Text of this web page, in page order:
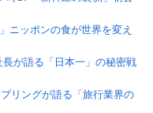
ニッポンの食が世界を変え
長が語る「日本一」の秘密戦
リングが語る「旅行業界の